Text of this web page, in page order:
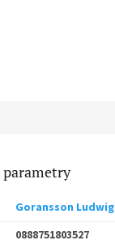
Goransson Ludwig
0888751803527